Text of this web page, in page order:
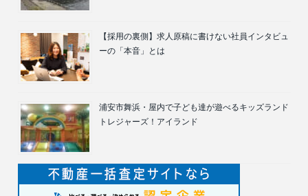
【採用の裏側】求人原稿に書けない社員インタビュ
ーの「本音」とは
浦安市舞浜・屋内で子ども達が遊べるキッズランド
トレジャーズ！アイランド